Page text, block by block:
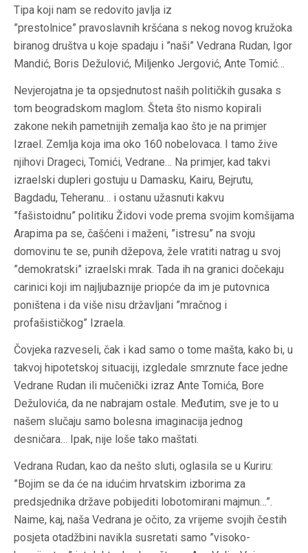
Tipa koji nam se redovito javlja iz
”prestolnice” pravoslavnih kršćana s nekog novog kružoka
biranog društva u koje spadaju i ”naši” Vedrana Rudan, Igor
Mandić, Boris Dežulović, Miljenko Jergović, Ante Tomić…
Nevjerojatna je ta opsjednutost naših političkih gusaka s
tom beogradskom maglom. Šteta što nismo kopirali
zakone nekih pametnijih zemalja kao što je na primjer
Izrael. Zemlja koja ima oko 160 nobelovaca. I tamo žive
njihovi Drageci, Tomići, Vedrane… Na primjer, kad takvi
izraelski dupleri gostuju u Damasku, Kairu, Bejrutu,
Bagdadu, Teheranu… i ostanu užasnuti kakvu
”fašistoidnu” politiku Židovi vode prema svojim komšijama
Arapima pa se, čašćeni i maženi, ”istresu” na svoju
domovinu te se, punih džepova, žele vratiti natrag u svoj
”demokratski” izraelski mrak. Tada ih na granici dočekaju
carinici koji im najljubaznije priopće da im je putovnica
poništena i da više nisu državljani ”mračnog i
profašističkog” Izraela.
Čovjeka razveseli, čak i kad samo o tome mašta, kako bi, u
takvoj hipotetskoj situaciji, izgledale smrznute face jedne
Vedrane Rudan ili mučenički izraz Ante Tomića, Bore
Dežulovića, da ne nabrajam ostale. Međutim, sve je to u
našem slučaju samo bolesna imaginacija jednog
desničara… Ipak, nije loše tako maštati.
Vedrana Rudan, kao da nešto sluti, oglasila se u Kuriru:
”Bojim se da će na idućim hrvatskim izborima za
predsjednika države pobijediti lobotomirani majmun…”.
Naime, kaj, naša Vedrana je očito, za vrijeme svojih čestih
posjeta otadžbini navikla susretati samo ”visoko-